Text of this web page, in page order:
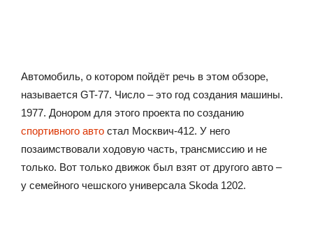
Автомобиль, о котором пойдёт речь в этом обзоре,
называется GT-77. Число – это год создания машины.
1977. Донором для этого проекта по созданию
спортивного авто стал Москвич-412. У него
позаимствовали ходовую часть, трансмиссию и не
только. Вот только движок был взят от другого авто –
у семейного чешского универсала Skoda 1202.